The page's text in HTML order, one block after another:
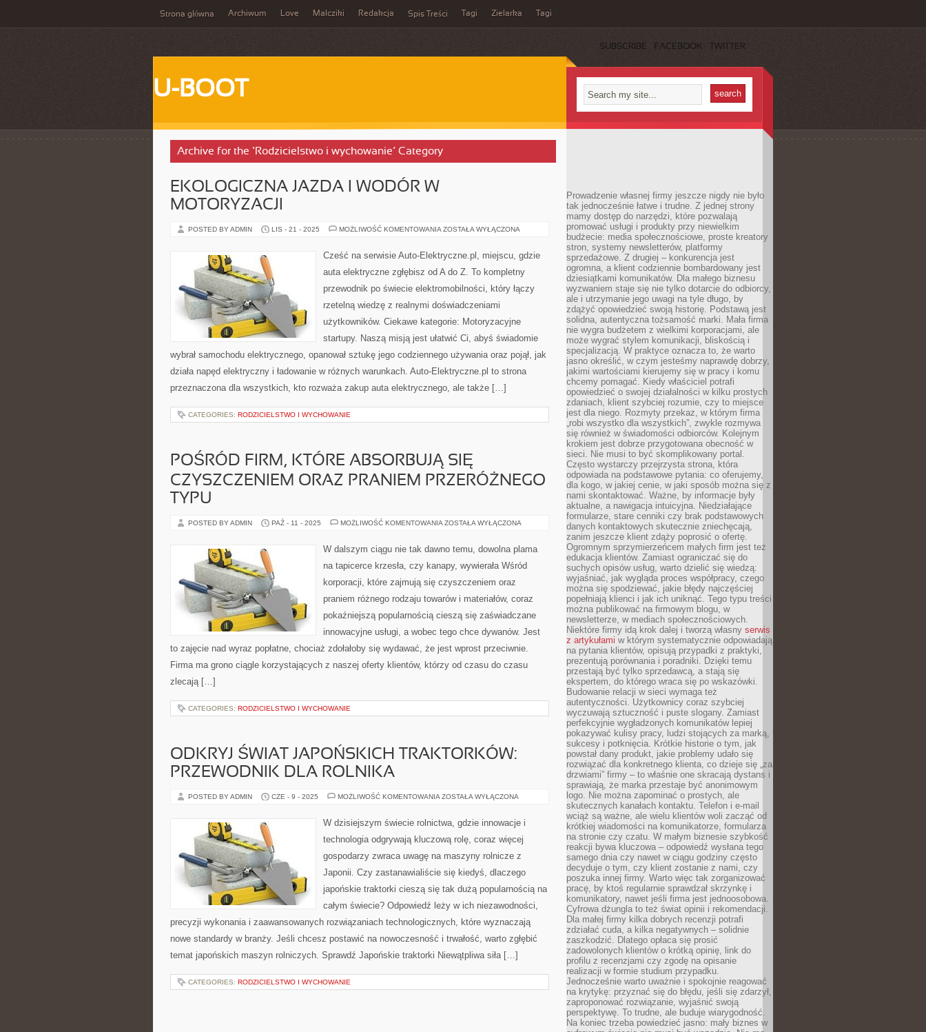
Strona główna Archiwum Love Malcziki Redakcja Spis Treści Tagi Zielarka Tagi
SUBSCRIBE FACEBOOK TWITTER
U-BOOT
Archive for the ‘Rodzicielstwo i wychowanie’ Category
EKOLOGICZNA JAZDA I WODÓR W
MOTORYZACJI
POSTED BY ADMIN LIS - 21 - 2025 MOŻLIWOŚĆ KOMENTOWANIA EKOLOGICZNA
W
ZOSTAŁA WYŁĄCZONA
Cześć na serwisie Auto-Elektryczne.pl, miejscu, gdzie
auta elektryczne zgłębisz od A do Z. To kompletny
przewodnik po świecie elektromobilności, który łączy
rzetelną wiedzę z realnymi doświadczeniami
użytkowników. Ciekawe kategorie: Motoryzacyjne
startupy. Naszą misją jest ułatwić Ci, abyś świadomie
wybrał samochodu elektrycznego, opanował sztukę jego codziennego używania oraz pojął, jak
działa napęd elektryczny i ładowanie w różnych warunkach. Auto-Elektryczne.pl to strona
przeznaczona dla wszystkich, kto rozważa zakup auta elektrycznego, ale także […]
CATEGORIES: RODZICIELSTWO I WYCHOWANIE
POŚRÓD FIRM, KTÓRE ABSORBUJĄ SIĘ
CZYSZCZENIEM ORAZ PRANIEM PRZERÓŻNEGO
TYPU
POSTED BY ADMIN PAŹ - 11 - 2025 MOŻLIWOŚĆ KOMENTOWANIA POŚRÓD
ABSORBUJĄ
SIĘ
ORAZ
PRZERÓŻNEGO
ZOSTAŁA WYŁĄCZONA
W dalszym ciągu nie tak dawno temu, dowolna plama
na tapicerce krzesła, czy kanapy, wywierała Wśród
korporacji, które zajmują się czyszczeniem oraz
praniem różnego rodzaju towarów i materiałów, coraz
pokaźniejszą popularnością cieszą się zaświadczane
innowacyjne usługi, a wobec tego chce dywanów. Jest
to zajęcie nad wyraz popłatne, chociaż zdołałoby się wydawać, że jest wprost przeciwnie.
Firma ma grono ciągle korzystających z naszej oferty klientów, którzy od czasu do czasu
zlecają […]
CATEGORIES: RODZICIELSTWO I WYCHOWANIE
ODKRYJ ŚWIAT JAPOŃSKICH TRAKTORKÓW:
PRZEWODNIK DLA ROLNIKA
POSTED BY ADMIN CZE - 9 - 2025 MOŻLIWOŚĆ KOMENTOWANIA ODKRYJ
TRAKTORKÓW:
PRZEWODNIK
ROLNIKA
ZOSTAŁA WYŁĄCZONA
W dzisiejszym świecie rolnictwa, gdzie innowacje i
technologia odgrywają kluczową rolę, coraz więcej
gospodarzy zwraca uwagę na maszyny rolnicze z
Japonii. Czy zastanawialiście się kiedyś, dlaczego
japońskie traktorki cieszą się tak dużą popularnością na
całym świecie? Odpowiedź leży w ich niezawodności,
precyzji wykonania i zaawansowanych rozwiązaniach technologicznych, które wyznaczają
nowe standardy w branży. Jeśli chcesz postawić na nowoczesność i trwałość, warto zgłębić
temat japońskich maszyn rolniczych. Sprawdź Japońskie traktorki Niewątpliwa siła […]
CATEGORIES: RODZICIELSTWO I WYCHOWANIE
Prowadzenie własnej firmy jeszcze nigdy nie było
tak jednocześnie łatwe i trudne. Z jednej strony
mamy dostęp do narzędzi, które pozwalają
promować usługi i produkty przy niewielkim
budżecie: media społecznościowe, proste kreatory
stron, systemy newsletterów, platformy
sprzedażowe. Z drugiej – konkurencja jest
ogromna, a klient codziennie bombardowany jest
dziesiątkami komunikatów. Dla małego biznesu
wyzwaniem staje się nie tylko dotarcie do odbiorcy,
ale i utrzymanie jego uwagi na tyle długo, by
zdążyć opowiedzieć swoją historię. Podstawą jest
solidna, autentyczna tożsamość marki. Mała firma
nie wygra budżetem z wielkimi korporacjami, ale
może wygrać stylem komunikacji, bliskością i
specjalizacją. W praktyce oznacza to, że warto
jasno określić, w czym jesteśmy naprawdę dobrzy,
jakimi wartościami kierujemy się w pracy i komu
chcemy pomagać. Kiedy właściciel potrafi
opowiedzieć o swojej działalności w kilku prostych
zdaniach, klient szybciej rozumie, czy to miejsce
jest dla niego. Rozmyty przekaz, w którym firma
„robi wszystko dla wszystkich”, zwykle rozmywa
się również w świadomości odbiorców. Kolejnym
krokiem jest dobrze przygotowana obecność w
sieci. Nie musi to być skomplikowany portal.
Często wystarczy przejrzysta strona, która
odpowiada na podstawowe pytania: co oferujemy,
dla kogo, w jakiej cenie, w jaki sposób można się z
nami skontaktować. Ważne, by informacje były
aktualne, a nawigacja intuicyjna. Niedziałające
formularze, stare cenniki czy brak podstawowych
danych kontaktowych skutecznie zniechęcają,
zanim jeszcze klient zdąży poprosić o ofertę.
Ogromnym sprzymierzeńcem małych firm jest też
edukacja klientów. Zamiast ograniczać się do
suchych opisów usług, warto dzielić się wiedzą:
wyjaśniać, jak wygląda proces współpracy, czego
można się spodziewać, jakie błędy najczęściej
popełniają klienci i jak ich uniknąć. Tego typu treści
można publikować na firmowym blogu, w
newsletterze, w mediach społecznościowych.
Niektóre firmy idą krok dalej i tworzą własny serwis
z artykułami w którym systematycznie odpowiadają
na pytania klientów, opisują przypadki z praktyki,
prezentują porównania i poradniki. Dzięki temu
przestają być tylko sprzedawcą, a stają się
ekspertem, do którego wraca się po wskazówki.
Budowanie relacji w sieci wymaga też
autentyczności. Użytkownicy coraz szybciej
wyczuwają sztuczność i puste slogany. Zamiast
perfekcyjnie wygładzonych komunikatów lepiej
pokazywać kulisy pracy, ludzi stojących za marką,
sukcesy i potknięcia. Krótkie historie o tym, jak
powstał dany produkt, jakie problemy udało się
rozwiązać dla konkretnego klienta, co dzieje się „za
drzwiami” firmy – to właśnie one skracają dystans i
sprawiają, że marka przestaje być anonimowym
logo. Nie można zapominać o prostych, ale
skutecznych kanałach kontaktu. Telefon i e-mail
wciąż są ważne, ale wielu klientów woli zacząć od
krótkiej wiadomości na komunikatorze, formularza
na stronie czy czatu. W małym biznesie szybkość
reakcji bywa kluczowa – odpowiedź wysłana tego
samego dnia czy nawet w ciągu godziny często
decyduje o tym, czy klient zostanie z nami, czy
poszuka innej firmy. Warto więc tak zorganizować
pracę, by ktoś regularnie sprawdzał skrzynkę i
komunikatory, nawet jeśli firma jest jednoosobowa.
Cyfrowa dżungla to też świat opinii i rekomendacji.
Dla małej firmy kilka dobrych recenzji potrafi
zdziałać cuda, a kilka negatywnych – solidnie
zaszkodzić. Dlatego opłaca się prosić
zadowolonych klientów o krótką opinię, link do
profilu z recenzjami czy zgodę na opisanie
realizacji w formie studium przypadku.
Jednocześnie warto uważnie i spokojnie reagować
na krytykę: przyznać się do błędu, jeśli się zdarzył,
zaproponować rozwiązanie, wyjaśnić swoją
perspektywę. To trudne, ale buduje wiarygodność.
Na koniec trzeba powiedzieć jasno: mały biznes w